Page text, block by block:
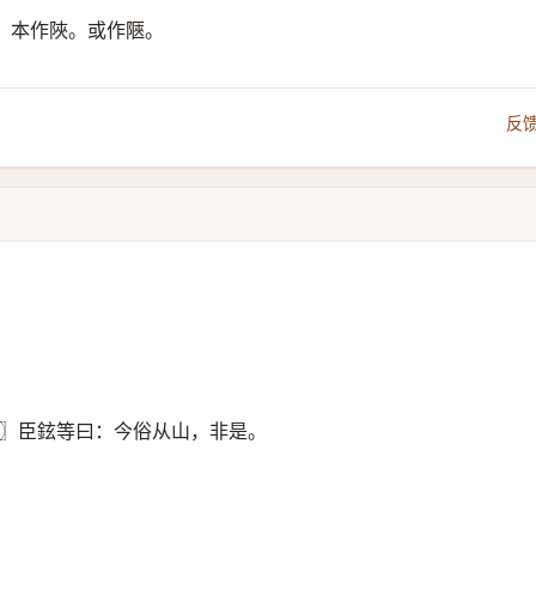
作陜。或作陿。
反
臣鉉等曰：今俗从山，非是。